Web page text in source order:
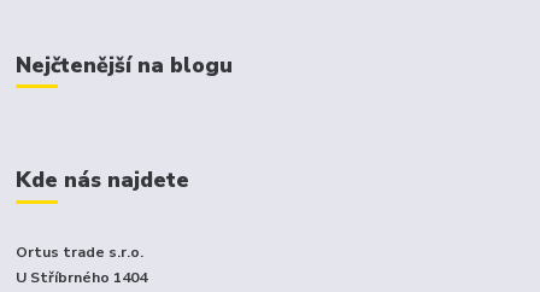
Nejčtenější na blogu
Kde nás najdete
Ortus trade s.r.o.
U Stříbrného 1404